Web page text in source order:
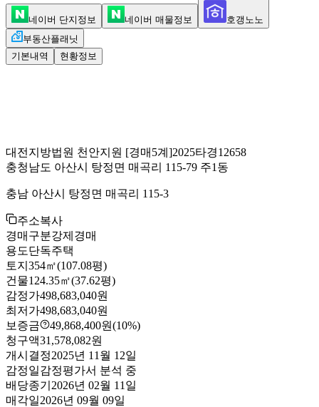
네이버 단지정보 네이버 매물정보
호갱노노
부동산플래닛
기본내역
현황정보
대전지방법원 천안지원 [경매5계]2025타경12658
충청남도 아산시 탕정면 매곡리 115-79 주1동
충남 아산시 탕정면 매곡리 115-3
주소복사
경매구분강제경매
용도단독주택
토지 354㎡(107.08평)
건물124.35㎡(37.62평)
감정가498,683,040원
최저가498,683,040원
보증금
49,868,400원(10%)
청구액31,578,082원
개시결정2025년 11월 12일
감정일감정평가서 분석 중
배당종기 2026년 02월 11일
매각일2026년 09월 09일